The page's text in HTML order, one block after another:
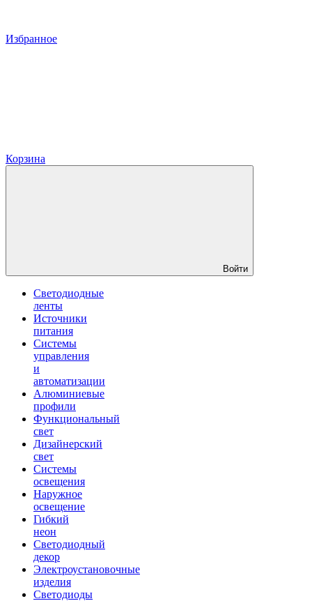
Избранное
Корзина
Войти
Светодиодные
ленты
Источники
питания
Системы
управления
и
автоматизации
Алюминиевые
профили
Функциональный
свет
Дизайнерский
свет
Системы
освещения
Наружное
освещение
Гибкий
неон
Светодиодный
декор
Электроустановочные
изделия
Светодиоды